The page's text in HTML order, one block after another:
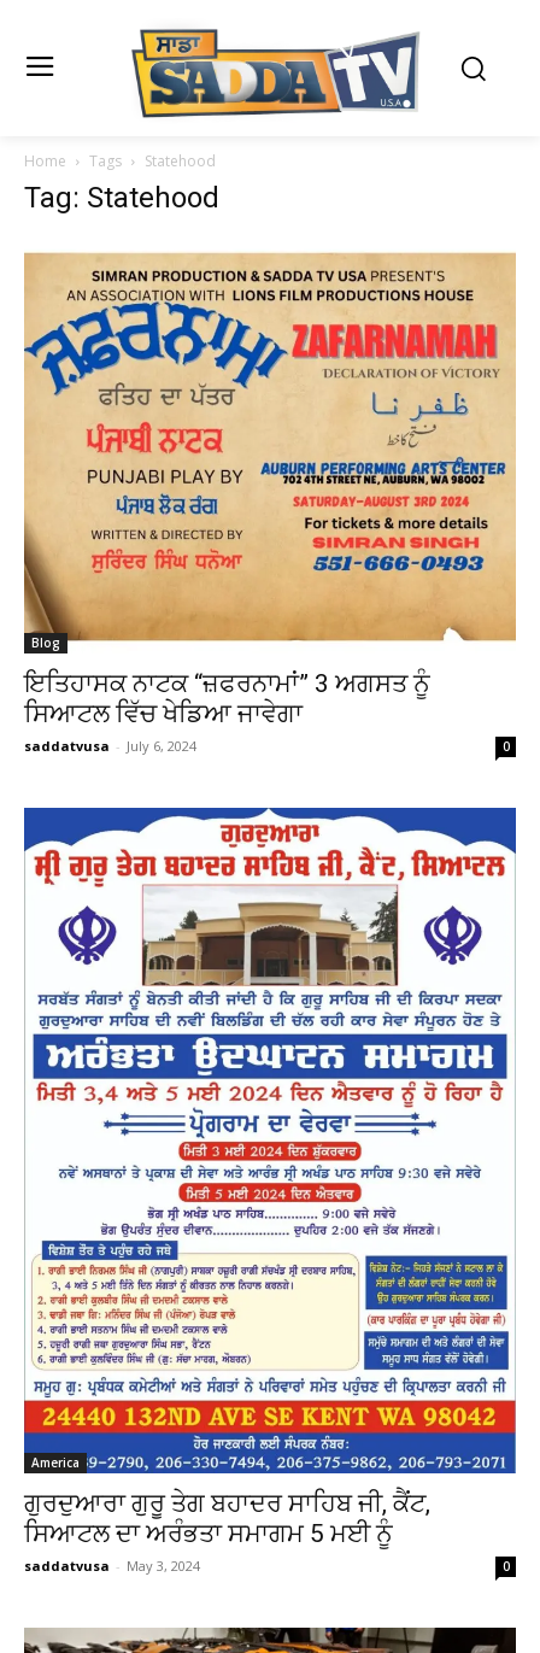
Home Tags Statehood
Tag: Statehood
Blog
ਇਤਿਹਾਸਕ ਨਾਟਕ “ਜ਼ਫਰਨਾਮਾਂ” 3 ਅਗਸਤ ਨੂੰ
ਸਿਆਟਲ ਵਿੱਚ ਖੇਡਿਆ ਜਾਵੇਗਾ
saddatvusa - July 6, 2024 0
America
ਗੁਰਦੁਆਰਾ ਗੁਰੂ ਤੇਗ ਬਹਾਦਰ ਸਾਹਿਬ ਜੀ, ਕੈਂਟ,
ਸਿਆਟਲ ਦਾ ਅਰੰਭਤਾ ਸਮਾਗਮ 5 ਮਈ ਨੂੰ
saddatvusa - May 3, 2024 0